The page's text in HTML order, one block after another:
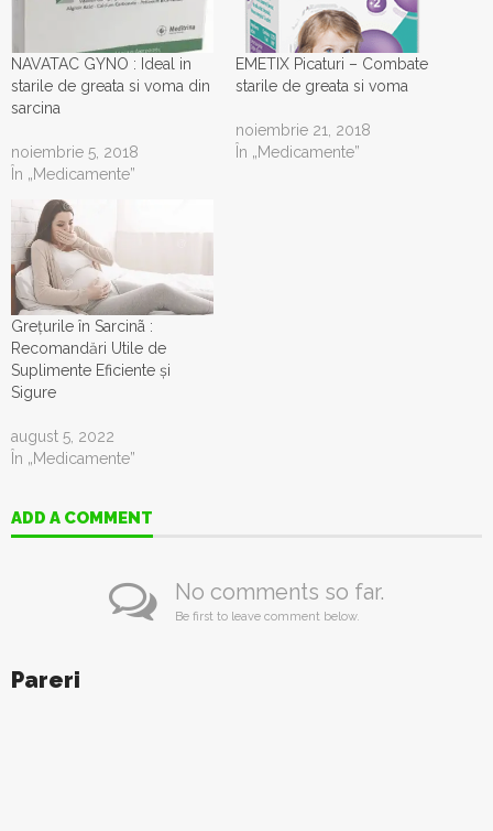
NAVATAC GYNO : Ideal in
starile de greata si voma din
sarcina
noiembrie 5, 2018
În „Medicamente”
EMETIX Picaturi – Combate
starile de greata si voma
noiembrie 21, 2018
În „Medicamente”
Grețurile în Sarcinã :
Recomandări Utile de
Suplimente Eficiente și
Sigure
august 5, 2022
În „Medicamente”
ADD A COMMENT
No comments so far.
Be first to leave comment below.
Pareri